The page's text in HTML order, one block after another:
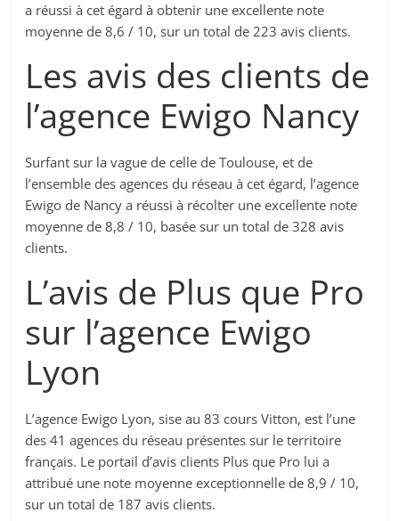
a réussi à cet égard à obtenir une excellente note
moyenne de 8,6 / 10, sur un total de 223 avis clients.
Les avis des clients de
l’agence Ewigo Nancy
Surfant sur la vague de celle de Toulouse, et de
l’ensemble des agences du réseau à cet égard, l’agence
Ewigo de Nancy a réussi à récolter une excellente note
moyenne de 8,8 / 10, basée sur un total de 328 avis
clients.
L’avis de Plus que Pro
sur l’agence Ewigo
Lyon
L’agence Ewigo Lyon, sise au 83 cours Vitton, est l’une
des 41 agences du réseau présentes sur le territoire
français. Le portail d’avis clients Plus que Pro lui a
attribué une note moyenne exceptionnelle de 8,9 / 10,
sur un total de 187 avis clients.